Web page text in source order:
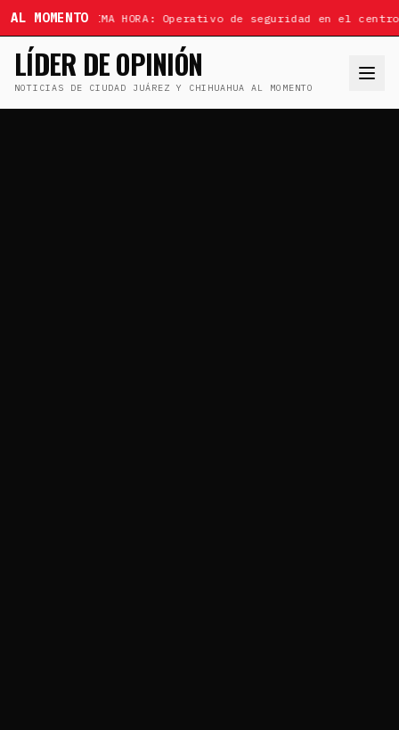
AL MOMENTOÚLTIMA HORA: Operativo de seguridad en el
LÍDER DE OPINIÓN
NOTICIAS DE CIUDAD JUÁREZ Y CHIHUAHUA AL MOMENTO